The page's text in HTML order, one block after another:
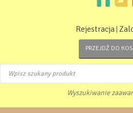
Rejestracja
PRZEJDŹ DO
Wyszukiwanie